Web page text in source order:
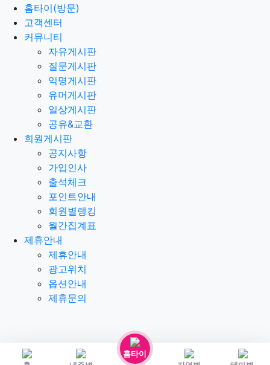
홈타이
홈타이(방문)
고객센터
커뮤니티
자유게시판
질문게시판
익명게시판
유머게시판
일상게시판
공유&교환
회원게시판
공지사항
가입인사
출석체크
포인트안내
회원별랭킹
월간집계표
제휴안내
제휴안내
광고위치
옵션안내
제휴문의